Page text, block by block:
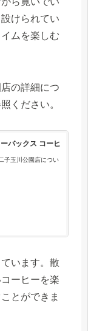
けられてい
ムを楽しむ
の詳細につ
ください。
バックス コーヒ
子玉川公園店につい
います。散
ーヒーを楽
とができま